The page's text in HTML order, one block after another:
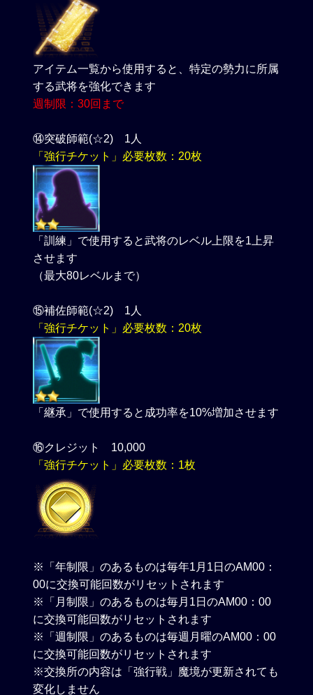
アイテム一覧から使用すると、特定の勢力に所属
する武将を強化できます
週制限：30回まで
⑭突破師範(☆2) 1人
「強行チケット」必要枚数：20枚
「訓練」で使用すると武将のレベル上限を1上昇
させます
（最大80レベルまで）
⑮補佐師範(☆2) 1人
「強行チケット」必要枚数：20枚
「継承」で使用すると成功率を10%増加させます
⑯クレジット 10,000
「強行チケット」必要枚数：1枚
※「年制限」のあるものは毎年1月1日のAM00：
00に交換可能回数がリセットされます
※「月制限」のあるものは毎月1日のAM00：00
に交換可能回数がリセットされます
※「週制限」のあるものは毎週月曜のAM00：00
に交換可能回数がリセットされます
※交換所の内容は「強行戦」魔境が更新されても
変化しません